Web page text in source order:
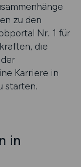
zu den
Nr. 1 für
die
Karriere in
starten.
in